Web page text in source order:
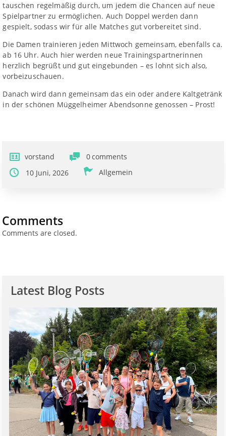
tauschen regelmäßig durch, um jedem die Chancen auf neue
Spielpartner zu ermöglichen. Auch Doppel werden dann
gespielt, sodass wir für alle Matches gut vorbereitet sind.
Die Damen trainieren jeden Mittwoch gemeinsam, ebenfalls ca.
ab 16 Uhr. Auch hier werden neue Trainingspartnerinnen
herzlich begrüßt und gut eingebunden – es lohnt sich also,
vorbeizuschauen.
Danach wird dann gemeinsam das ein oder andere Kaltgetränk
in der schönen Müggelheimer Abendsonne genossen – Prost!
vorstand 0comments
10 Juni, 2026
Allgemein
Comments
Comments are closed.
Latest Blog Posts